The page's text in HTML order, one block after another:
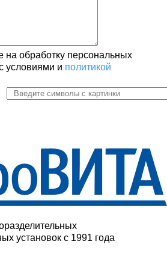
на обработку персональных
условиями и политикой
установок с 1991 года